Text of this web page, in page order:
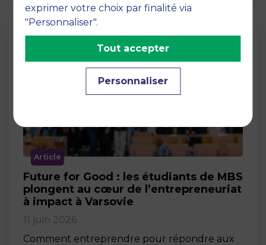
Article
Future for Good : les étudiants de MBS
plongent au cœur de l’entrepreneuriat
à impact à Varsovie
11 juin 2026
Comment entreprendre pour répondre aux
exprimer votre choix par finalité via
"Personnaliser".
Personnaliser
Tout accepter